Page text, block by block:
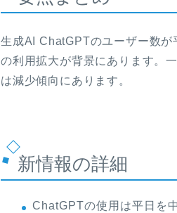
生成AI ChatGPTのユーザー数
の利用拡大が背景にあります。
は減少傾向にあります。
新情報の詳細
ChatGPTの使用は平日を